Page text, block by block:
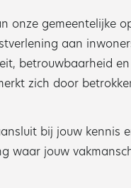
onze gemeentelijke
aan
betrouwbaarheid
zich door
bij jouw kennis
waar jouw